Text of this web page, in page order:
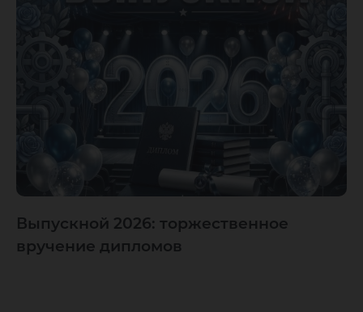
Выпускной 2026: торжественное
вручение дипломов